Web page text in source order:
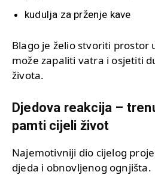
kudulja za prženje kave
Blago je želio stvoriti prostor
može zapaliti vatra i osjetiti
života.
Djedova reakcija –
pamti cijeli život
Najemotivniji dio cijelog
djeda i obnovljenog ognjišta.